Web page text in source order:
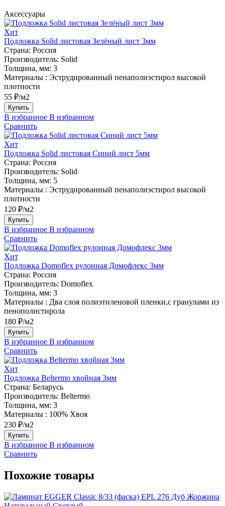
Аксессуары
Хит
Подложка Solid листовая Зелёный лист 3мм
Страна: Россия
Производитель: Solid
Толщина, мм: 3
Материалы : Эструдированный пенаполиэстирол высокой
плотности
55 ₽/м2
Купить
В избранное В избранном
Сравнить
Хит
Подложка Solid листовая Синий лист 5мм
Страна: Россия
Производитель: Solid
Толщина, мм: 5
Материалы : Эструдированный пенаполиэстирол высокой
плотности
120 ₽/м2
Купить
В избранное В избранном
Сравнить
Хит
Подложка Domoflex рулонная Домофлекс 3мм
Страна: Россия
Производитель: Domoflex
Толщина, мм: 3
Материалы : Два слоя полиэтиленовой пленки,с гранулами из
пенополистирола
180 ₽/м2
Купить
В избранное В избранном
Сравнить
Хит
Подложка Beltermo хвойная 3мм
Страна: Беларусь
Производитель: Beltermo
Толщина, мм: 3
Материалы : 100% Хвоя
230 ₽/м2
Купить
В избранное В избранном
Сравнить
Похожие товары